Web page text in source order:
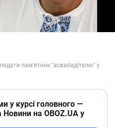
у курсі головного —
Новини на OBOZ.UA у